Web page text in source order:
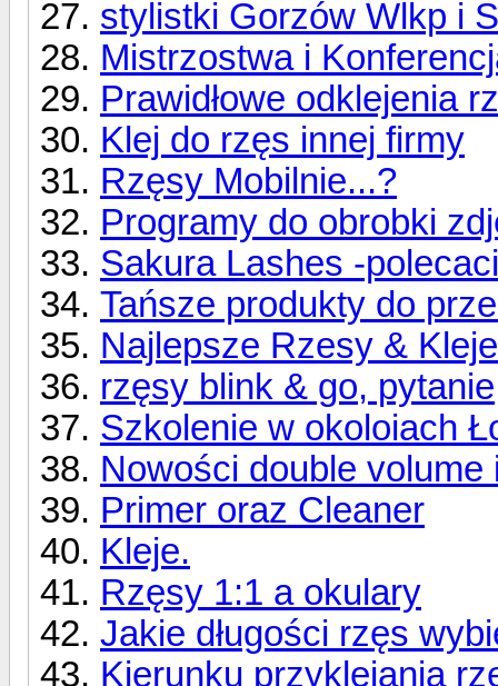
stylistki Gorzów Wlkp i
Mistrzostwa i
Prawidłowe odklejenia
Klej do rzęs innej firmy
Rzęsy Mobilnie...?
Programy do obrobki
Sakura Lashes -
Tańsze produkty do
Najlepsze Rzesy &
rzęsy blink & go,
Szkolenie w okoloiach
Nowości double
Primer oraz Cleaner
Kleje.
Rzęsy 1:1 a okulary
Jakie długości rzęs
Kierunku przyklejania